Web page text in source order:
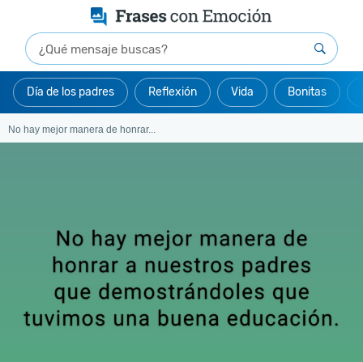
Día de los padres Reflexión Vida Bonitas
No hay mejor manera de honrar...